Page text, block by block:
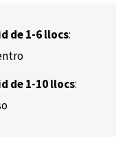
de 1-6 llocs:
de 1-10 llocs: